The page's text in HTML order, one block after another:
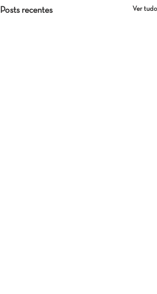
Posts recentes Ver tudo